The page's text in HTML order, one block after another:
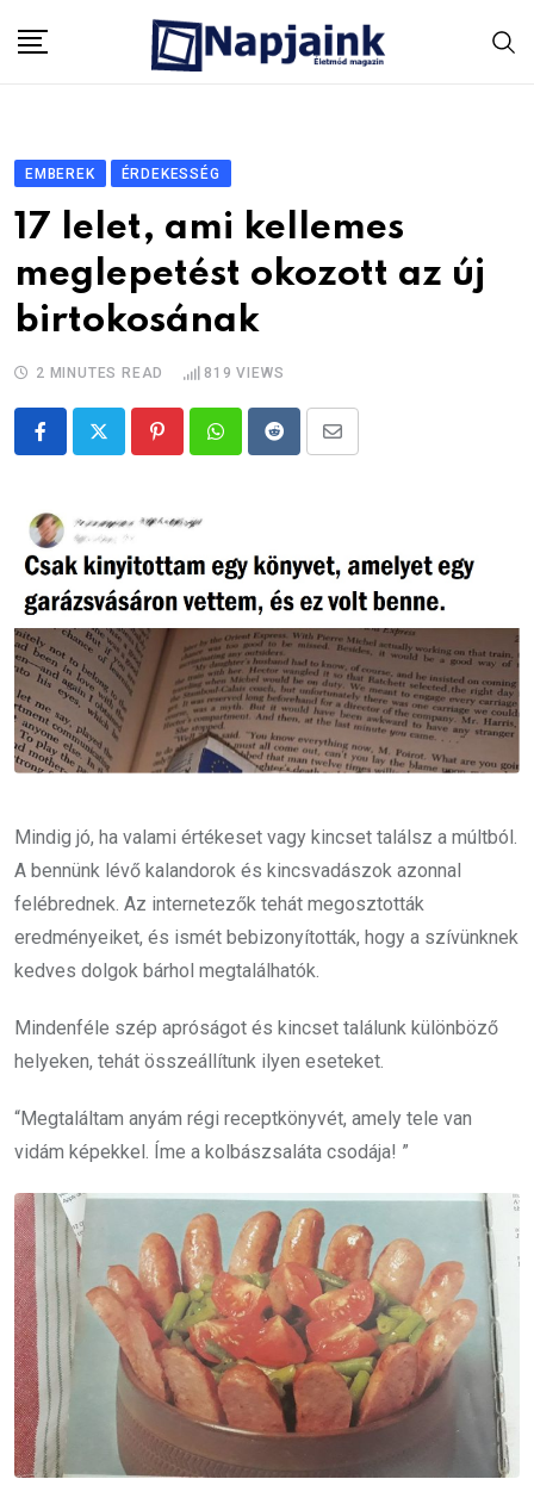
EMBEREK ÉRDEKESSÉG
17 lelet, ami kellemes
meglepetést okozott az új
birtokosának
2 MINUTES READ 819 VIEWS
PinterestWhatsappRedditShare
Mindig jó, ha valami értékeset vagy kincset találsz a múltból.
A bennünk lévő kalandorok és kincsvadászok azonnal
felébrednek. Az internetezők tehát megosztották
eredményeiket, és ismét bebizonyították, hogy a szívünknek
kedves dolgok bárhol megtalálhatók.
Mindenféle szép apróságot és kincset találunk különböző
helyeken, tehát összeállítunk ilyen eseteket.
“Megtaláltam anyám régi receptkönyvét, amely tele van
vidám képekkel. Íme a kolbászsaláta csodája! ”